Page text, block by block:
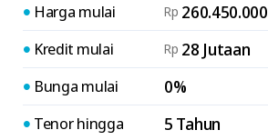
Harga mulai Rp 260.450.000
Kredit mulai Rp 28 Jutaan
Bunga mulai 0%
Tenor hingga
5 Tahun